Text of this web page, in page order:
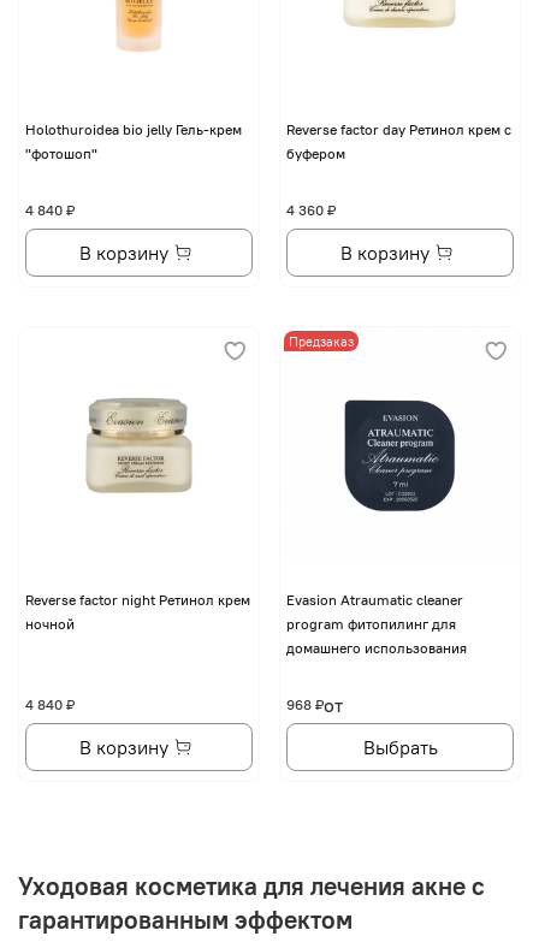
Holothuroidea bio jelly Гель-крем
"фотошоп"
4 840 ₽
В корзину
Reverse factor day Ретинол крем с
буфером
4 360 ₽
В корзину
Reverse factor night Ретинол крем
ночной
4 840 ₽
В корзину
Предзаказ
Evasion Atraumatic cleaner
program фитопилинг для
домашнего использования
от
968 ₽
Выбрать
Уходовая косметика для лечения акне с
гарантированным эффектом